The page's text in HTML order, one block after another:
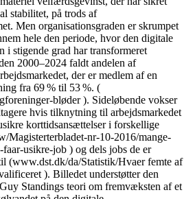
stabilitet, på trods af
Men organisationsgraden er skrumpet
hele den periode, hvor den digitale
i stigende grad har transformeret
2000–2024 faldt andelen af
der er medlem af en
fra 69 % til 53 %. (
bløder ). Sideløbende vokser
hvis tilknytning til arbejdsmarkedet
korttidsansættelser i forskellige
Magisterterbladet-nr-10-2016/mange-
faar-usikre-job ) og dels jobs de er
(www.dst.dk/da/Statistik/Hvaer femte af
). Billedet understøtter den
Standings teori om fremvæksten af et